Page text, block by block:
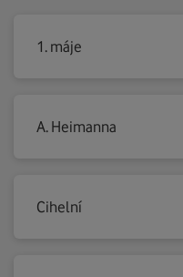
1. máje
A. Heimanna
Cihelní